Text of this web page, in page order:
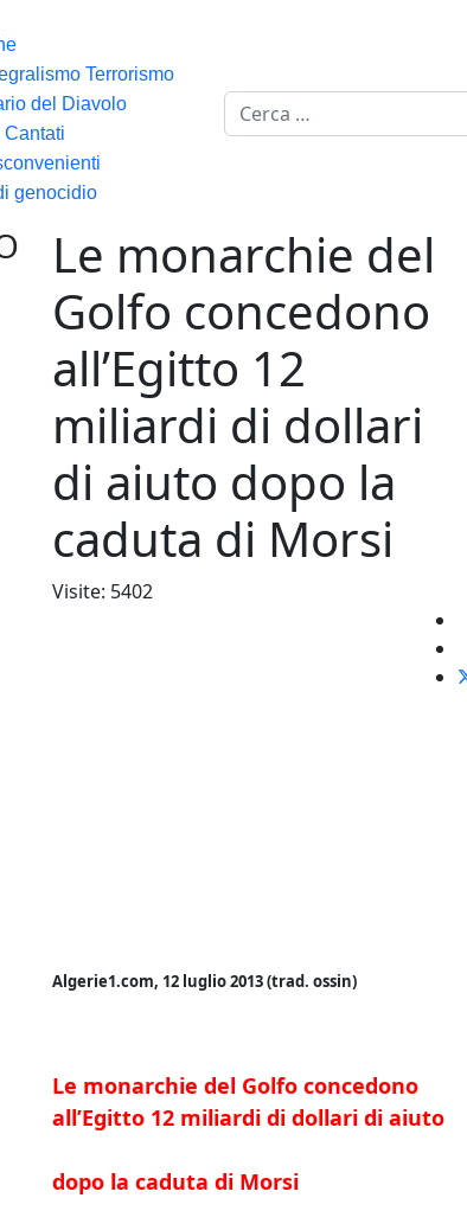
Terrorismo
del Diavolo
Cantati
genocidio
Cerca
Le monarchie del
Golfo concedono
all’Egitto 12
miliardi di dollari
di aiuto dopo la
caduta di Morsi
Visite: 5402
Algerie1.com, 12 luglio 2013 (trad. ossin)
Le monarchie del Golfo concedono
all’Egitto 12 miliardi di dollari di aiuto
dopo la caduta di Morsi